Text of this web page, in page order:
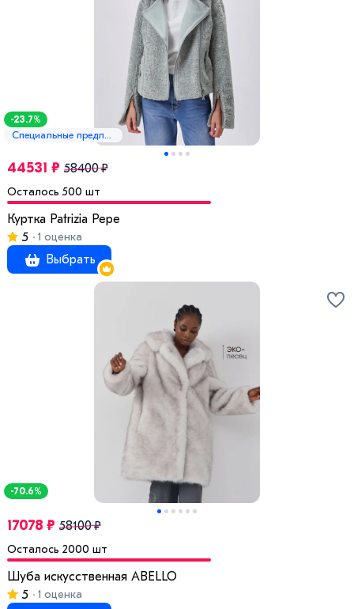
-23.7%
Специальные предложения
44531 ₽ 58400 ₽
Осталось 500 шт
Куртка Patrizia Pepe
5
1 оценка
Выбрать
-70.6%
17078 ₽ 58100 ₽
Осталось 2000 шт
Шуба искусственная ABELLO
5
1 оценка